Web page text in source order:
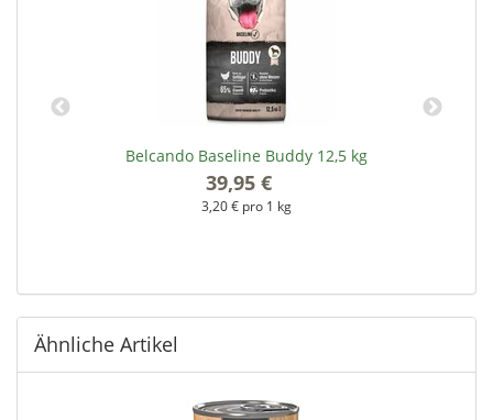
Belcando Baseline Buddy 12,5 kg
39,95 €
3,20 € pro 1 kg
Ähnliche Artikel